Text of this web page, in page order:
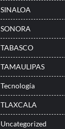
SINALOA
SONORA
TABASCO
TAMAULIPAS
Tecnología
TLAXCALA
Uncategorized